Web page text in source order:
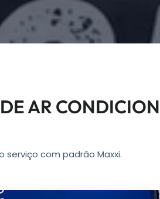
AR
com padrão Maxxi.